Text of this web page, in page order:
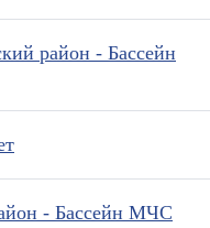
район - Бассейн
- Бассейн МЧС